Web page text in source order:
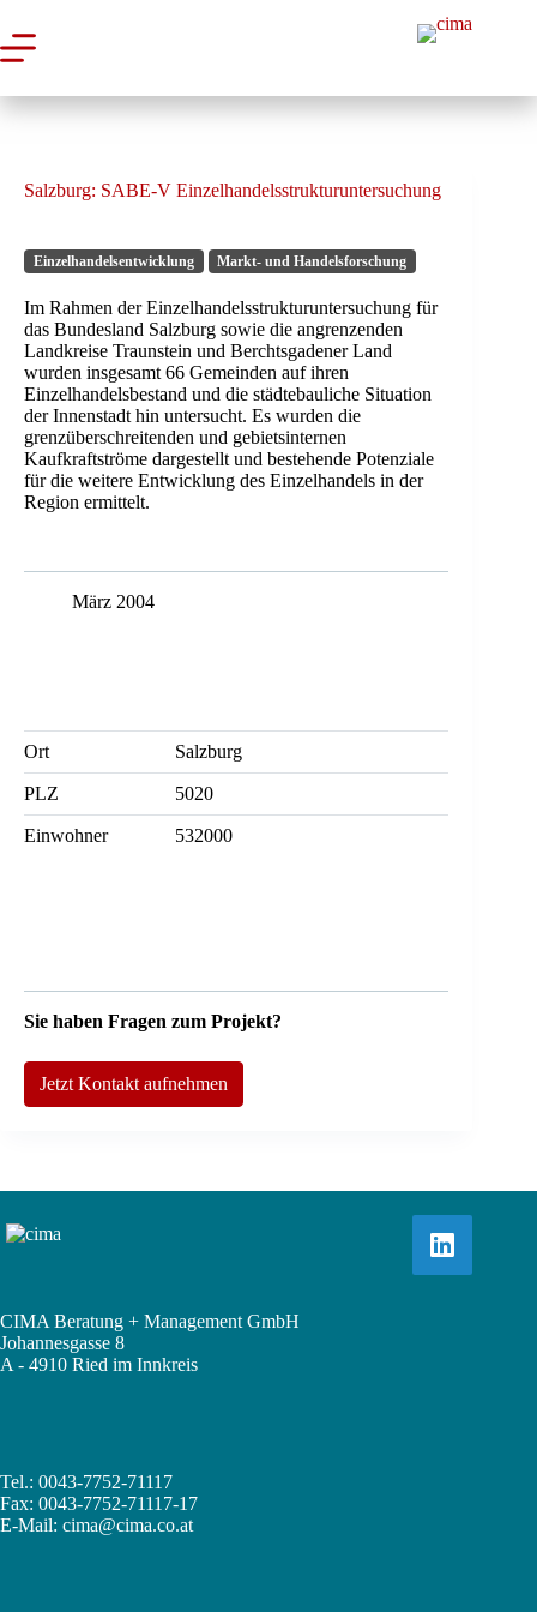
Inhalt
springen
Salzburg: SABE-V Einzelhandelsstrukturuntersuchung
Einzelhandelsentwicklung Markt- und Handelsforschung
Im Rahmen der Einzelhandelsstrukturuntersuchung für
das Bundesland Salzburg sowie die angrenzenden
Landkreise Traunstein und Berchtsgadener Land
wurden insgesamt 66 Gemeinden auf ihren
Einzelhandelsbestand und die städtebauliche Situation
der Innenstadt hin untersucht. Es wurden die
grenzüberschreitenden und gebietsinternen
Kaufkraftströme dargestellt und bestehende Potenziale
für die weitere Entwicklung des Einzelhandels in der
Region ermittelt.
März 2004
Ort Salzburg
PLZ 5020
Einwohner 532000
Sie haben Fragen zum Projekt?
Jetzt Kontakt aufnehmen
CIMA Beratung + Management GmbH
Johannesgasse 8
A - 4910 Ried im Innkreis
Tel.: 0043-7752-71117
Fax: 0043-7752-71117-17
E-Mail: cima@cima.co.at